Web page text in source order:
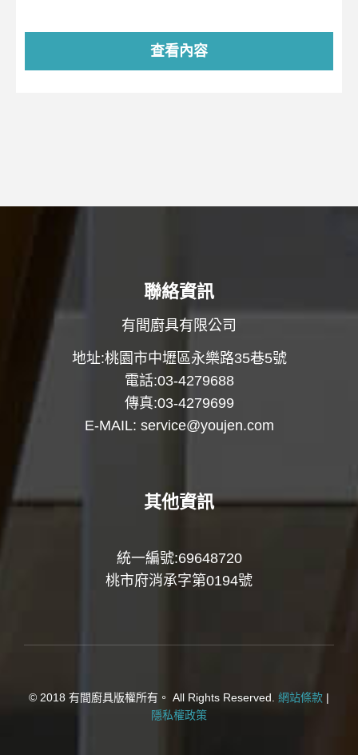
查看內容
聯絡資訊
有間廚具有限公司
地址:桃園市中壢區永樂路35巷5號
電話:03-4279688
傳真:03-4279699
E-MAIL: service@youjen.com
其他資訊
統一編號:69648720
桃市府消承字第0194號
© 2018 有間廚具版權所有。 All Rights Reserved. 網站條款 |
隱私權政策